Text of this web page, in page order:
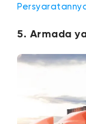
5. Armada